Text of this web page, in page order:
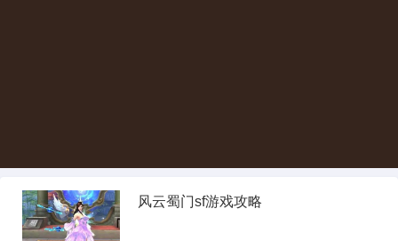
风云蜀门sf游戏攻略